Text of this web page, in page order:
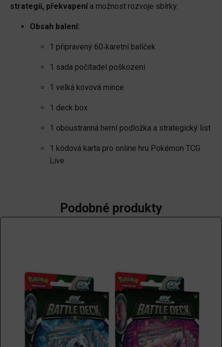
strategii, překvapenía možnost rozvoje sbírky.
Obsah balení:
1 připravený 60‑karetní balíček
1 sada počítadel poškození
1 velká kovová mince
1 deck box
1 oboustranná herní podložka a strategický list
1 kódová karta pro online hru Pokémon TCG
Live
Podobné produkty